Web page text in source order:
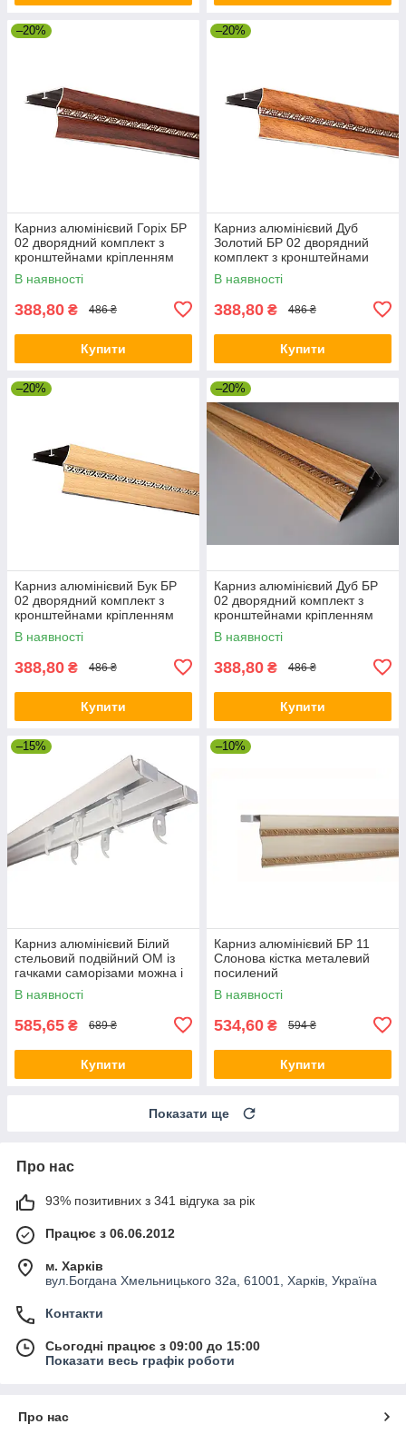
–20%
Карниз алюмінієвий Горіх БР
02 дворядний комплект з
кронштейнами кріпленням
В наявності
388,80 ₴ 486 ₴
Купити
–20%
Карниз алюмінієвий Дуб
Золотий БР 02 дворядний
комплект з кронштейнами
кріпленням
В наявності
388,80 ₴ 486 ₴
Купити
–20%
Карниз алюмінієвий Бук БР
02 дворядний комплект з
кронштейнами кріпленням
В наявності
388,80 ₴ 486 ₴
Купити
–20%
Карниз алюмінієвий Дуб БР
02 дворядний комплект з
кронштейнами кріпленням
В наявності
388,80 ₴ 486 ₴
Купити
–15%
Карниз алюмінієвий Білий
стельовий подвійний ОМ із
гачками саморізами можна і
для натяжної стелі
В наявності
585,65 ₴ 689 ₴
Купити
–10%
Карниз алюмінієвий БР 11
Слонова кістка металевий
посилений
В наявності
534,60 ₴ 594 ₴
Купити
Показати ще
Про нас
93% позитивних з 341 відгука за рік
Працює з 06.06.2012
м. Харків
вул.Богдана Хмельницького 32а, 61001, Харків, Україна
Контакти
Сьогодні працює з 09:00 до 15:00
Показати весь графік роботи
Про нас